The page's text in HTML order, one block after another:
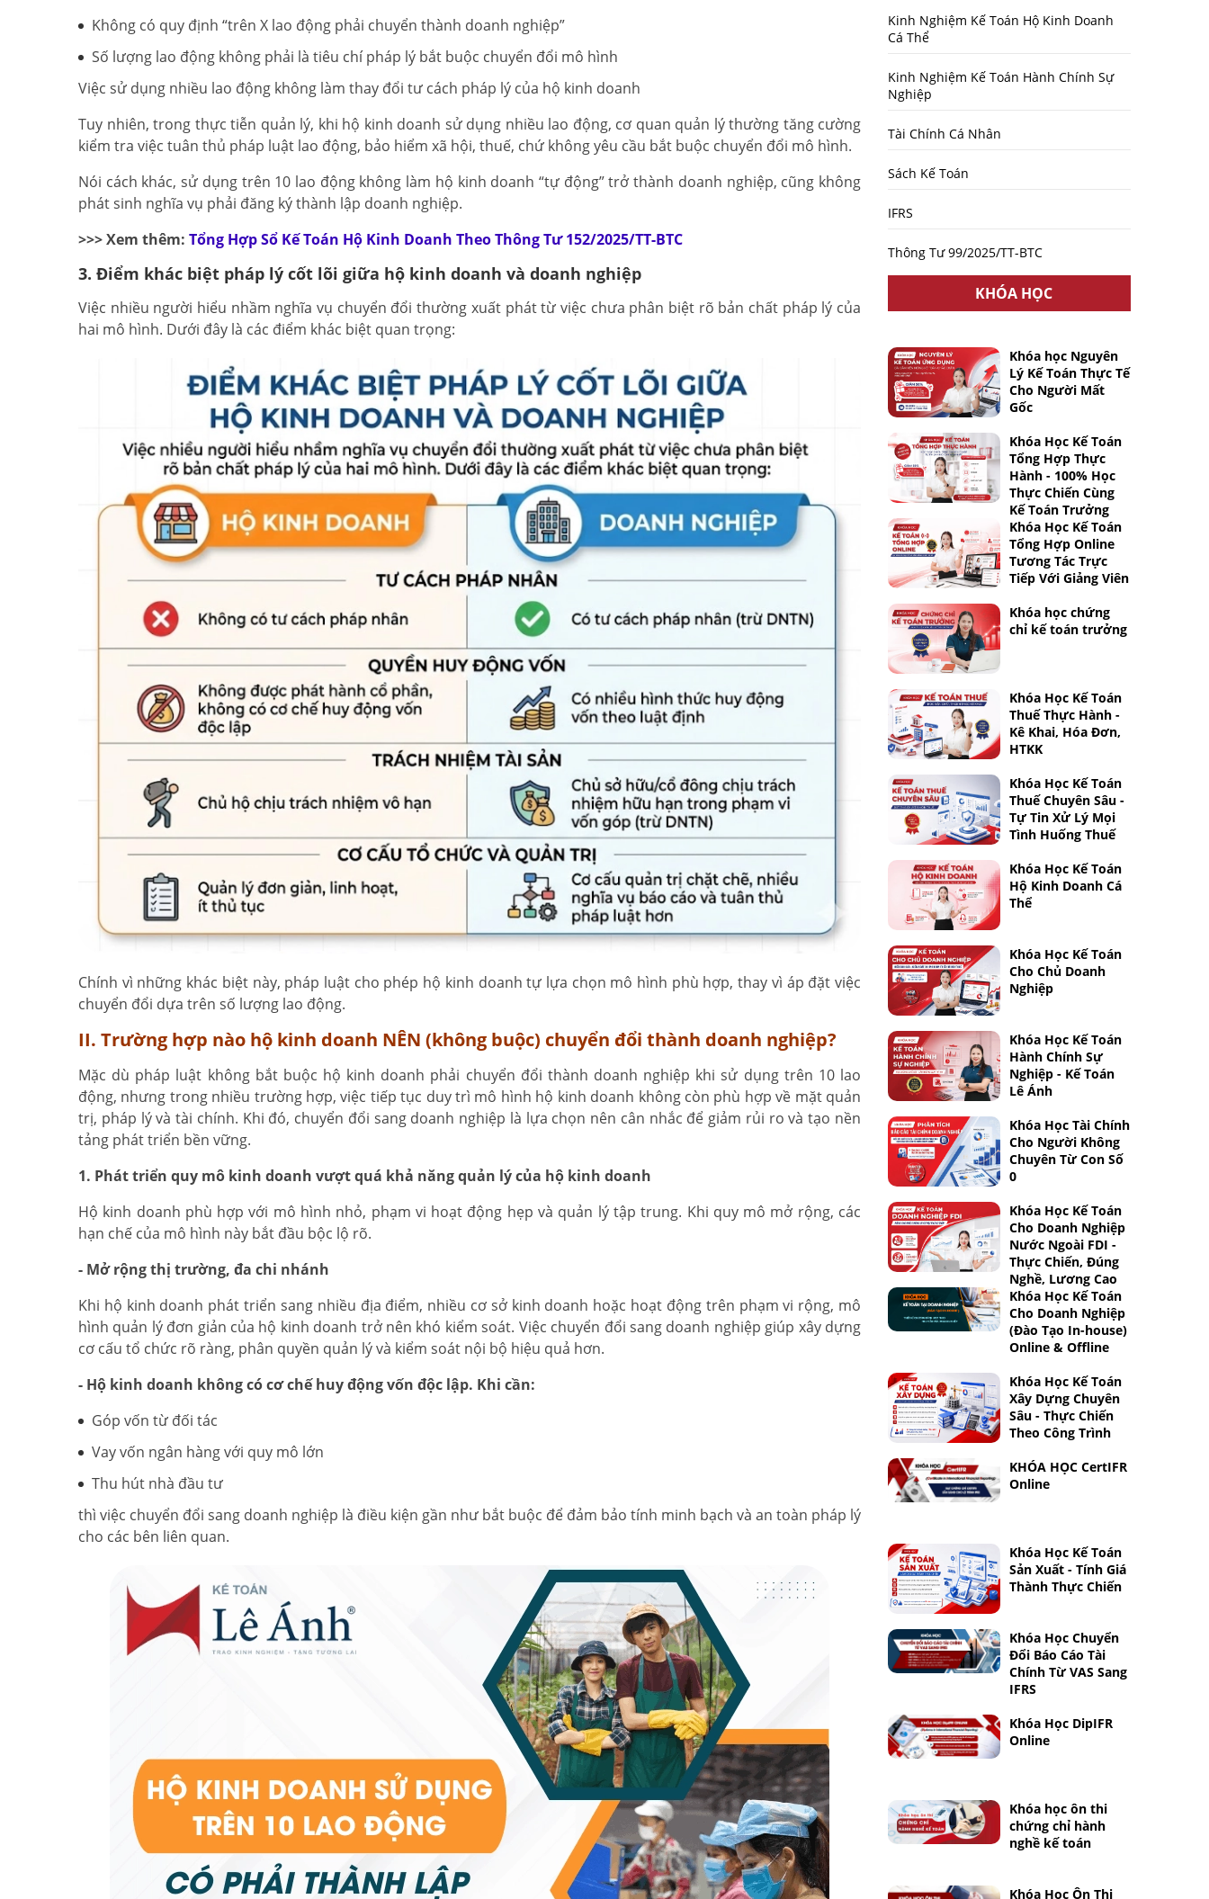
Không có quy định “trên X lao động phải chuyển thành doanh nghiệp”
Số lượng lao động không phải là tiêu chí pháp lý bắt buộc chuyển đổi mô hình
Việc sử dụng nhiều lao động không làm thay đổi tư cách pháp lý của hộ kinh doanh
Tuy nhiên, trong thực tiễn quản lý, khi hộ kinh doanh sử dụng nhiều lao động, cơ quan quản lý thường tăng cường
kiểm tra việc tuân thủ pháp luật lao động, bảo hiểm xã hội, thuế, chứ không yêu cầu bắt buộc chuyển đổi mô hình.
Nói cách khác, sử dụng trên 10 lao động không làm hộ kinh doanh “tự động” trở thành doanh nghiệp, cũng không
phát sinh nghĩa vụ phải đăng ký thành lập doanh nghiệp.
>>> Xem thêm: Tổng Hợp Sổ Kế Toán Hộ Kinh Doanh Theo Thông Tư 152/2025/TT-BTC
3. Điểm khác biệt pháp lý cốt lõi giữa hộ kinh doanh và doanh nghiệp
Việc nhiều người hiểu nhầm nghĩa vụ chuyển đổi thường xuất phát từ việc chưa phân biệt rõ bản chất pháp lý của
hai mô hình. Dưới đây là các điểm khác biệt quan trọng:
Chính vì những khác biệt này, pháp luật cho phép hộ kinh doanh tự lựa chọn mô hình phù hợp, thay vì áp đặt việc
chuyển đổi dựa trên số lượng lao động.
II. Trường hợp nào hộ kinh doanh NÊN (không buộc) chuyển đổi thành doanh nghiệp?
Mặc dù pháp luật không bắt buộc hộ kinh doanh phải chuyển đổi thành doanh nghiệp khi sử dụng trên 10 lao
động, nhưng trong nhiều trường hợp, việc tiếp tục duy trì mô hình hộ kinh doanh không còn phù hợp về mặt quản
trị, pháp lý và tài chính. Khi đó, chuyển đổi sang doanh nghiệp là lựa chọn nên cân nhắc để giảm rủi ro và tạo nền
tảng phát triển bền vững.
1. Phát triển quy mô kinh doanh vượt quá khả năng quản lý của hộ kinh doanh
Hộ kinh doanh phù hợp với mô hình nhỏ, phạm vi hoạt động hẹp và quản lý tập trung. Khi quy mô mở rộng, các
hạn chế của mô hình này bắt đầu bộc lộ rõ.
- Mở rộng thị trường, đa chi nhánh
Khi hộ kinh doanh phát triển sang nhiều địa điểm, nhiều cơ sở kinh doanh hoặc hoạt động trên phạm vi rộng, mô
hình quản lý đơn giản của hộ kinh doanh trở nên khó kiểm soát. Việc chuyển đổi sang doanh nghiệp giúp xây dựng
cơ cấu tổ chức rõ ràng, phân quyền quản lý và kiểm soát nội bộ hiệu quả hơn.
- Hộ kinh doanh không có cơ chế huy động vốn độc lập. Khi cần:
Góp vốn từ đối tác
Vay vốn ngân hàng với quy mô lớn
Thu hút nhà đầu tư
thì việc chuyển đổi sang doanh nghiệp là điều kiện gần như bắt buộc để đảm bảo tính minh bạch và an toàn pháp lý
cho các bên liên quan.
Kinh Nghiệm Kế Toán Hộ Kinh Doanh
Cá Thể
Kinh Nghiệm Kế Toán Hành Chính Sự
Nghiệp
Tài Chính Cá Nhân
Sách Kế Toán
IFRS
Thông Tư 99/2025/TT-BTC
KHÓA HỌC
Khóa học Nguyên
Lý Kế Toán Thực Tế
Cho Người Mất
Gốc
Khóa Học Kế Toán
Tổng Hợp Thực
Hành - 100% Học
Thực Chiến Cùng
Kế Toán Trưởng
Khóa Học Kế Toán
Tổng Hợp Online
Tương Tác Trực
Tiếp Với Giảng Viên
Khóa học chứng
chỉ kế toán trưởng
Khóa Học Kế Toán
Thuế Thực Hành -
Kê Khai, Hóa Đơn,
HTKK
Khóa Học Kế Toán
Thuế Chuyên Sâu -
Tự Tin Xử Lý Mọi
Tình Huống Thuế
Khóa Học Kế Toán
Hộ Kinh Doanh Cá
Thể
Khóa Học Kế Toán
Cho Chủ Doanh
Nghiệp
Khóa Học Kế Toán
Hành Chính Sự
Nghiệp - Kế Toán
Lê Ánh
Khóa Học Tài Chính
Cho Người Không
Chuyên Từ Con Số
0
Khóa Học Kế Toán
Cho Doanh Nghiệp
Nước Ngoài FDI -
Thực Chiến, Đúng
Nghề, Lương Cao
Khóa Học Kế Toán
Cho Doanh Nghiệp
(Đào Tạo In-house)
Online & Offline
Khóa Học Kế Toán
Xây Dựng Chuyên
Sâu - Thực Chiến
Theo Công Trình
KHÓA HỌC CertIFR
Online
Khóa Học Kế Toán
Sản Xuất - Tính Giá
Thành Thực Chiến
Khóa Học Chuyển
Đổi Báo Cáo Tài
Chính Từ VAS Sang
IFRS
Khóa Học DipIFR
Online
Khóa học ôn thi
chứng chỉ hành
nghề kế toán
Khóa Học Ôn Thi